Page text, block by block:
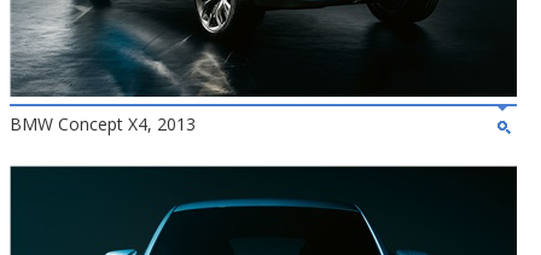
BMW Concept X4, 2013